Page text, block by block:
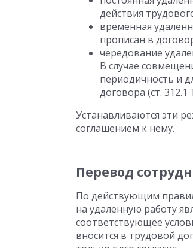
действия
временная
прописан в
чередование
В случае
периодичность и
договора (ст.
Устанавливаются эти
соглашением к нему.
Перевод
По действующим
на удаленную работу
соответствующее
вносится в трудовой